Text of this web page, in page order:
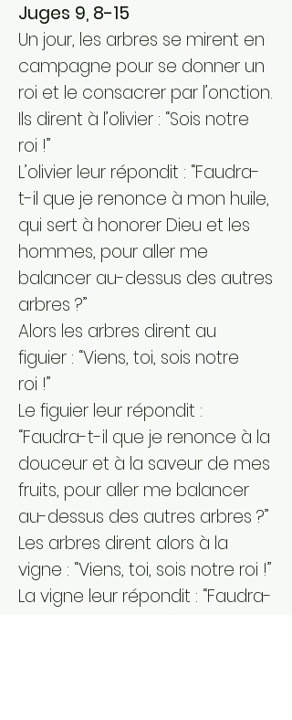
Juges 9, 8-15
Un jour, les arbres se mirent en
campagne pour se donner un
roi et le consacrer par l’onction.
Ils dirent à l’olivier : “Sois notre
roi !”
L’olivier leur répondit : “Faudra-
t-il que je renonce à mon huile,
qui sert à honorer Dieu et les
hommes, pour aller me
balancer au-dessus des autres
arbres ?”
Alors les arbres dirent au
figuier : “Viens, toi, sois notre
roi !”
Le figuier leur répondit :
“Faudra-t-il que je renonce à la
douceur et à la saveur de mes
fruits, pour aller me balancer
au-dessus des autres arbres ?”
Les arbres dirent alors à la
vigne : “Viens, toi, sois notre roi !”
La vigne leur répondit : “Faudra-